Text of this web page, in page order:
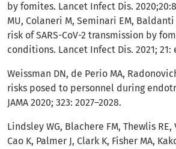
by fomites. Lancet Infect Dis.
MU, Colaneri M, Seminari EM, Baldanti
risk of SARS-CoV-2 transmission by
conditions. Lancet Infect Dis. 2021; 21:
Weissman DN, de Perio MA,
risks posed to personnel during
JAMA 2020; 323: 2027–2028.
Lindsley WG, Blachere FM, Thewlis RE,
Cao K, Palmer J, Clark K, Fisher MA,